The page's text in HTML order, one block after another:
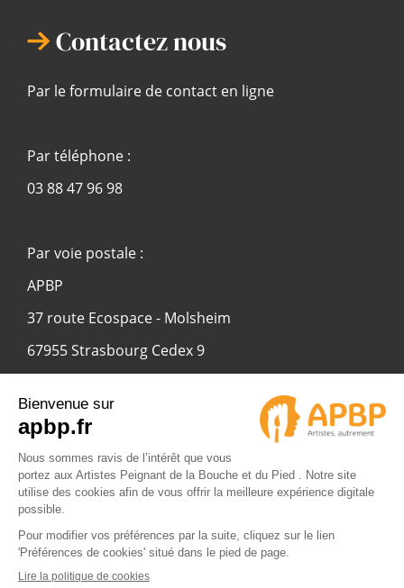
Contactez nous
Par le formulaire de contact en ligne
Par téléphone :
03 88 47 96 98
Par voie postale :
APBP
37 route Ecospace - Molsheim
67955 Strasbourg Cedex 9